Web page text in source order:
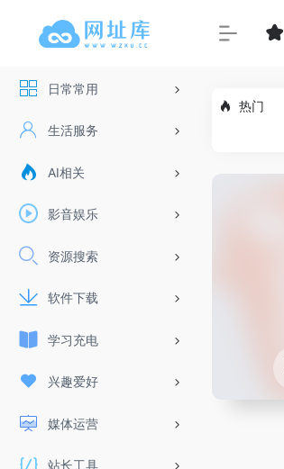
日常常用
生活服务
AI相关
影音娱乐
资源搜索
软件下载
学习充电
兴趣爱好
媒体运营
站长工具
热门